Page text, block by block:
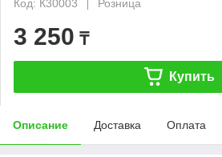
Код: К30003
Розница
3 250 ₸
Купить
Описание Доставка Оплата